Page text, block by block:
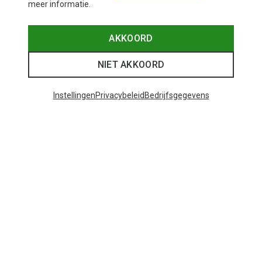
meer informatie.
AKKOORD
NIET AKKOORD
InstellingenPrivacybeleid Bedrijfsgegevens